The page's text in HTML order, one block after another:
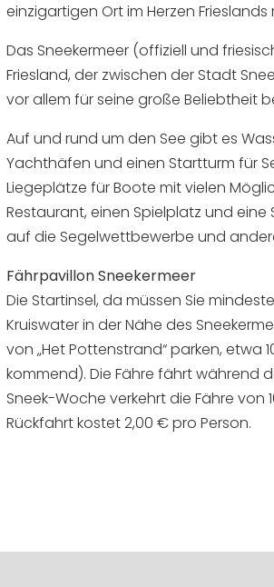
einzigartigen Ort im Herzen
Das Sneekermeer (offiziell und
Friesland, der zwischen der Stadt
vor allem für seine große Beliebtheit
Auf und rund um den See gibt es
Yachthäfen und einen Startturm für
Liegeplätze für Boote mit vielen
Restaurant, einen Spielplatz und
auf die Segelwettbewerbe und
Fährpavillon Sneekermeer
Die Startinsel, da müssen Sie
Kruiswater in der Nähe des
von „Het Pottenstrand“ parken, etwa
kommend). Die Fähre fährt während
Sneek-Woche verkehrt die Fähre von
Rückfahrt kostet 2,00 € pro Person.